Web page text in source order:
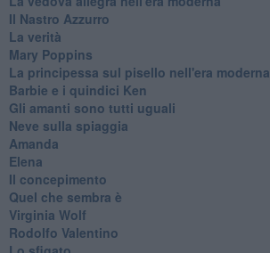
​Il Nastro Azzurro
La verità
Mary Poppins
La principessa sul pisello nell'era moderna
Barbie e i quindici Ken
Gli amanti sono tutti uguali
Neve sulla spiaggia
Amanda
Elena
Il concepimento
Quel che sembra è
Virginia Wolf
Rodolfo Valentino